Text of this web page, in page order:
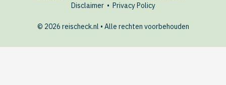
Disclaimer• Privacy Policy
© 2026 reischeck.nl • Alle rechten voorbehouden